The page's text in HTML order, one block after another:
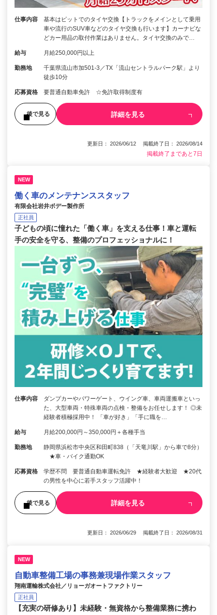
仕事内容
基本はピットでのタイヤ交換【トラックをメインとして乗用
車や流行のSUV車などのタイヤ交換も行います】カーナビな
どカー用品の取付作業はありません。タイヤ交換のみで…
給与 月給250,000円以上
勤務地
千葉県流山市加501-3／TX「流山セントラルパーク駅」より
徒歩10分
応募資格 要普通自動車免許 ☆免許取得制度有
後で見る 詳細を見る
更新日： 2026/06/12 掲載終了日： 2026/08/14
掲載終了まであと7日
NEW
働く車のメンテナンススタッフ
有限会社岩井ボデー製作所
正社員
子どもの頃に憧れた「働く車」を支える仕事！車と運転
手の安全を守る、整備のプロフェッショナルに！
仕事内容
ダンプカーやパワーゲート、ウイング車、車両運搬車といっ
た、大型車両・特殊車両の点検・整備をお任せします！ ◎未
経験者積極採用中！ 「車が好き」「手に職を…
給与 月給200,000円～350,000円＋各種手当
勤務地
静岡県浜松市中央区和田町838（「天竜川駅」から車で8分）
★車・バイク通勤OK
応募資格
学歴不問 要普通自動車運転免許 ★経験者大歓迎 ★20代
の男性を中心に若手スタッフ活躍中！
後で見る 詳細を見る
更新日： 2026/06/29 掲載終了日： 2026/08/31
NEW
自動車整備工場の事務兼現場作業スタッフ
翔南運輸株式会社／リョーガオートファクトリー
正社員
【充実の研修あり】未経験・無資格から整備業務に携わ